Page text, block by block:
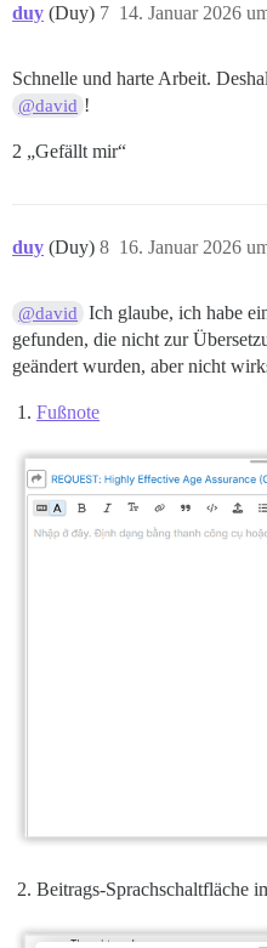
duy (Duy) 14. Januar 2026
7
Schnelle und harte Arbeit.
@david !
2 „Gefällt mir“
duy (Duy) 16. Januar 2026
8
@david
Ich glaube, ich habe
gefunden, die nicht zur
geändert wurden, aber nicht
Fußnote
Beitrags-Sprachschaltfläche